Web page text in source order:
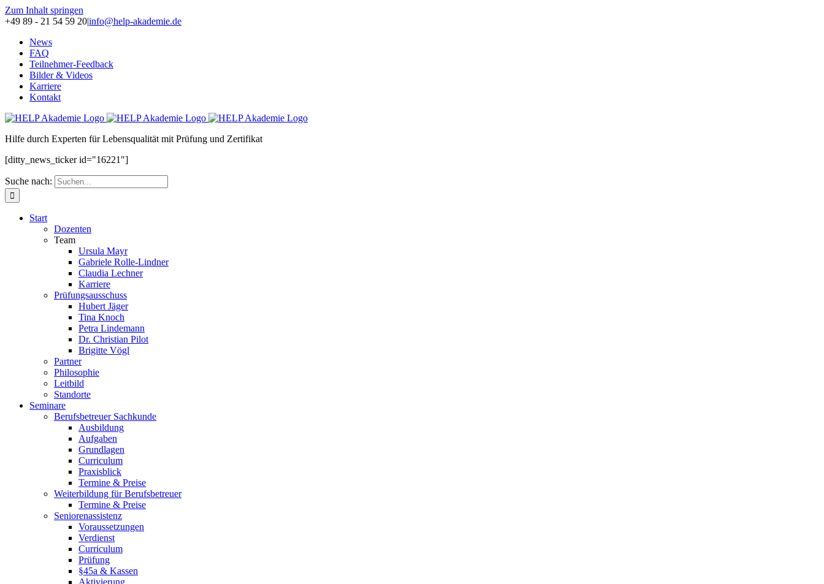
Zum Inhalt springen
+49 89 - 21 54 59 20|info@help-akademie.de
News
FAQ
Teilnehmer-Feedback
Bilder & Videos
Karriere
Kontakt
Hilfe durch Experten fürLebensqualität mit Prüfung und Zertifikat
[ditty_news_ticker id="16221"]
Suche nach:
Start
Dozenten
Team
Ursula Mayr
Gabriele Rolle-Lindner
Claudia Lechner
Karriere
Prüfungsausschuss
Hubert Jäger
Tina Knoch
Petra Lindemann
Dr. Christian Pilot
Brigitte Vögl
Partner
Philosophie
Leitbild
Standorte
Seminare
Berufsbetreuer Sachkunde
Ausbildung
Aufgaben
Grundlagen
Curriculum
Praxisblick
Termine & Preise
Weiterbildung für Berufsbetreuer
Termine & Preise
Seniorenassistenz
Voraussetzungen
Verdienst
Curriculum
Prüfung
§45a & Kassen
Aktivierung